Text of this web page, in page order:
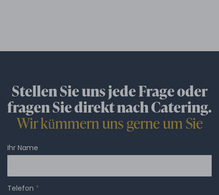
Stellen Sie uns jede Frage oder
fragen Sie direkt nach Catering.
Wir kümmern uns gerne um Sie
Ihr Name
Telefon *